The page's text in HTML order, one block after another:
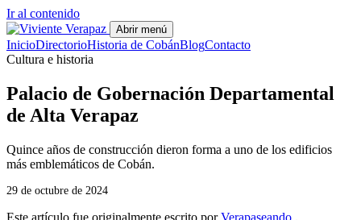
Ir al contenido
Abrir menú
InicioDirectorioHistoria de CobánBlogContacto
Cultura e historia
Palacio de Gobernación Departamental
de Alta Verapaz
Quince años de construcción dieron forma a uno de los edificios
más emblemáticos de Cobán.
29 de octubre de 2024
Este artículo fue originalmente escrito porVerapaseando .